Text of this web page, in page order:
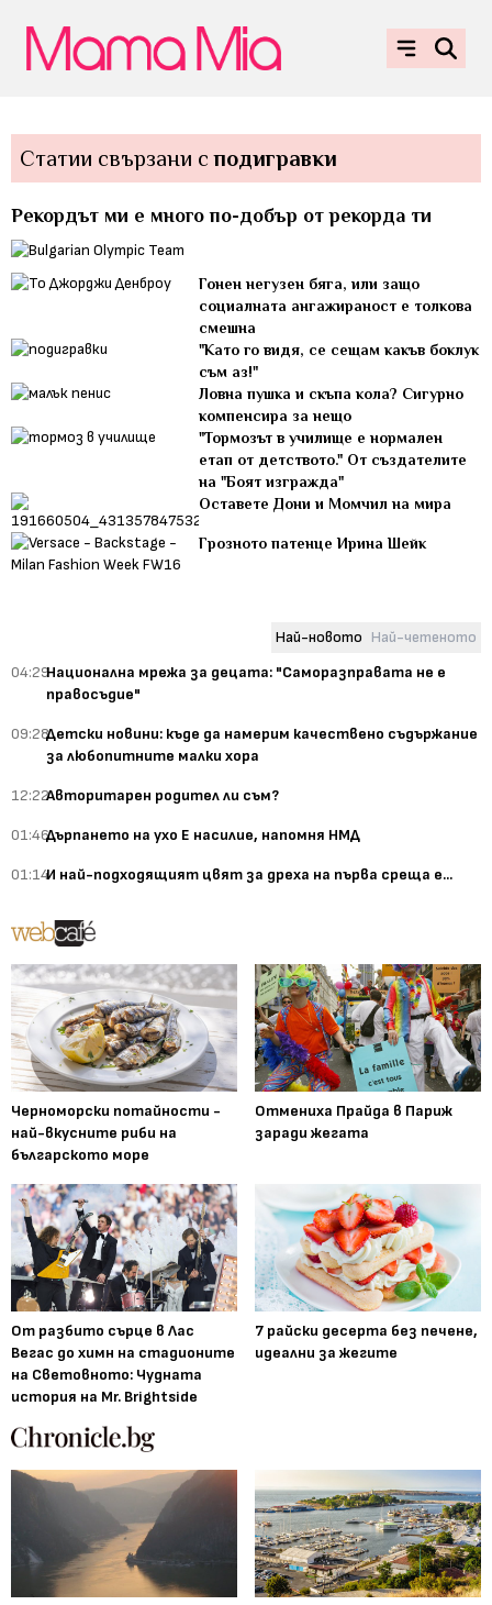
Статии свързани сподигравки
Рекордът ми е много по-добър от рекорда ти
Гонен негузен бяга, или защо
социалната ангажираност е толкова
смешна
"Като го видя, се сещам какъв боклук
съм аз!"
Ловна пушка и скъпа кола? Сигурно
компенсира за нещо
"Тормозът в училище е нормален
етап от детството." От създателите
на "Боят изгражда"
Оставете Дони и Момчил на мира
Грозното патенце Ирина Шейк
Най-новото Най-четеното
04:29Национална мрежа за децата: "Саморазправата не е
правосъдие"
09:28Детски новини: къде да намерим качествено съдържание
за любопитните малки хора
12:22Авторитарен родител ли съм?
01:46Дърпането на ухо Е насилие, напомня НМД
01:14И най-подходящият цвят за дреха на първа среща е...
Черноморски потайности -
най-вкусните риби на
българското море
Отмениха Прайда в Париж
заради жегата
От разбито сърце в Лас
Вегас до химн на стадионите
на Световното: Чудната
история на Mr. Brightside
7 райски десерта без печене,
идеални за жегите